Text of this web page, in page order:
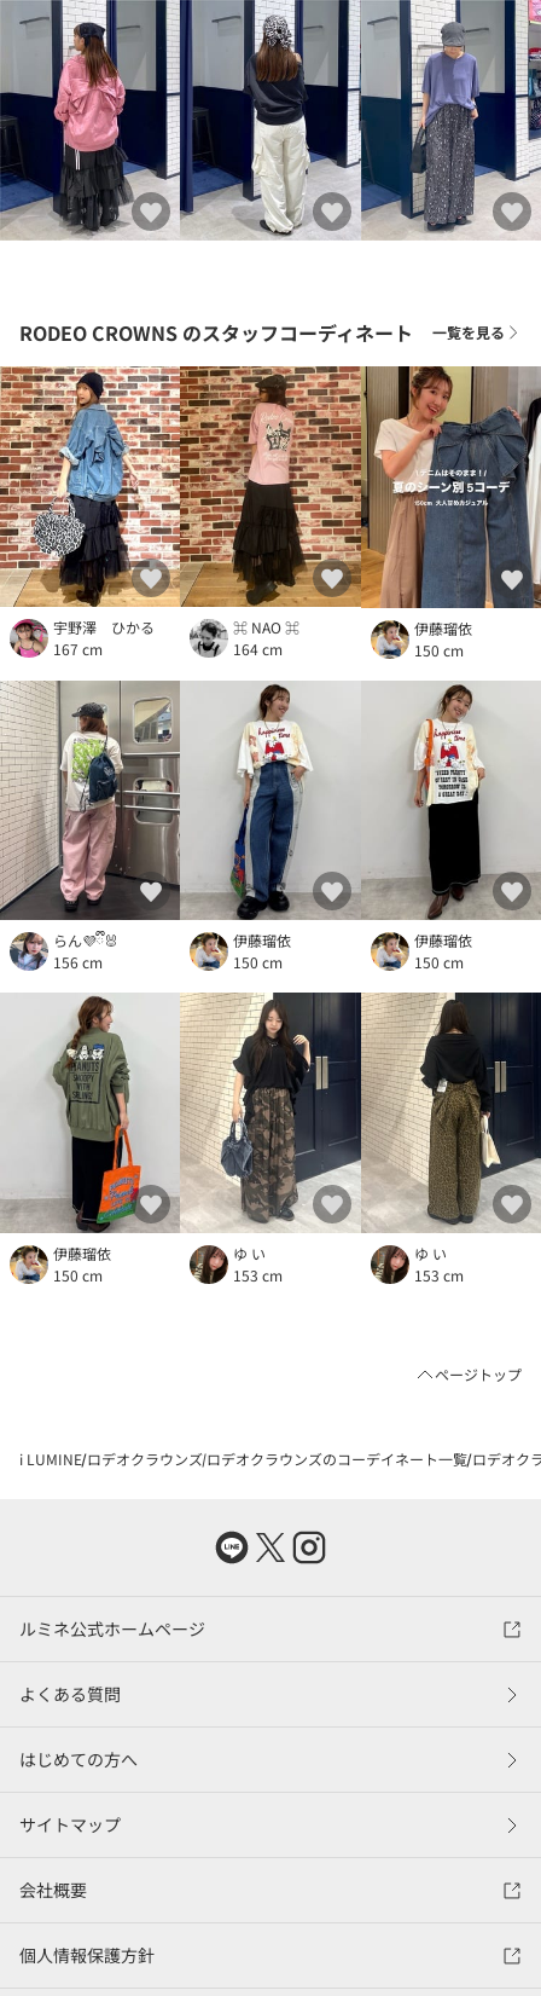
RODEO CROWNS のスタッフコーディネート 一覧を見る
宇野澤 ひかる
167 cm
⌘ NAO ⌘
164 cm
伊藤瑠依
150 cm
らん💜ྀི🐰
156 cm
伊藤瑠依
150 cm
伊藤瑠依
150 cm
伊藤瑠依
150 cm
ゆ い
153 cm
ゆ い
153 cm
ページトップ
i LUMINE ロデオクラウンズ ロデオクラウンズのコーデイネート一覧 ロデオク
ルミネ公式ホームページ
よくある質問
はじめての方へ
サイトマップ
会社概要
個人情報保護方針